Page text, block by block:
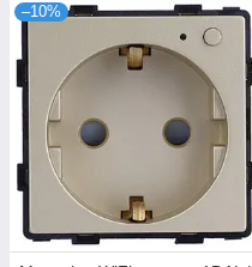
–10%